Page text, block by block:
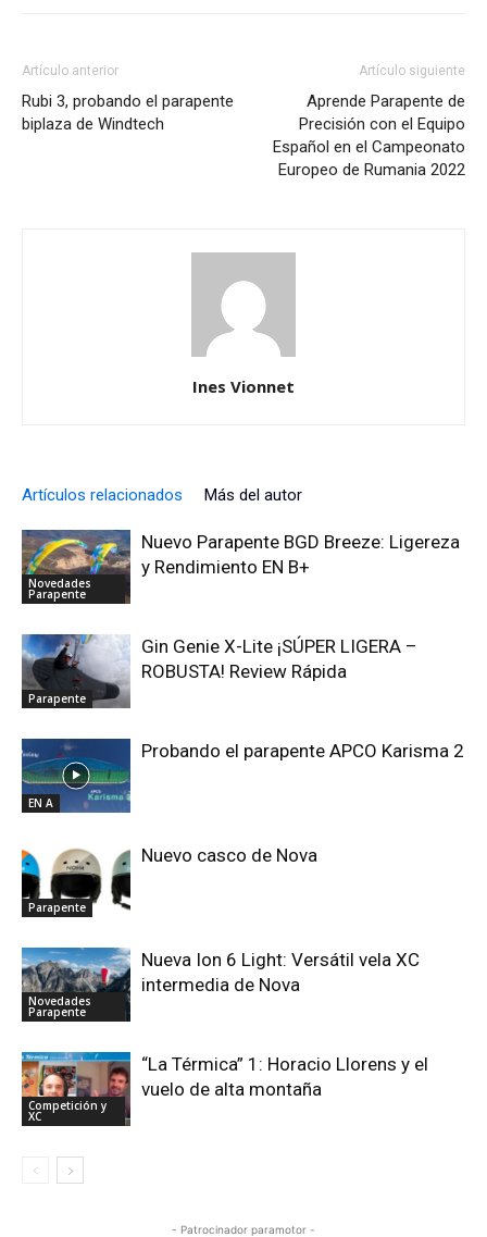
Artículo anterior
Rubi 3, probando el parapente
biplaza de Windtech
Artículo siguiente
Aprende Parapente de
Precisión con el Equipo
Español en el Campeonato
Europeo de Rumania 2022
Ines Vionnet
Artículos relacionados Más del autor
Novedades
Parapente
Nuevo Parapente BGD Breeze: Ligereza
y Rendimiento EN B+
Parapente
Gin Genie X-Lite ¡SÚPER LIGERA –
ROBUSTA! Review Rápida
EN A
Probando el parapente APCO Karisma 2
Parapente
Nuevo casco de Nova
Novedades
Parapente
Nueva Ion 6 Light: Versátil vela XC
intermedia de Nova
Competición y
XC
“La Térmica” 1: Horacio Llorens y el
vuelo de alta montaña
- Patrocinador paramotor -